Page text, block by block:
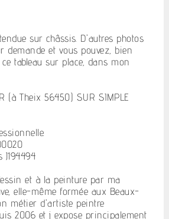
sur châssis. D'autres photos
demande et vous pouvez, bien
tableau sur place, dans mon
(à Theix 56450) SUR SIMPLE
et à la peinture par ma
elle-même formée aux Beaux-
métier d'artiste peintre
2006 et j expose principalement